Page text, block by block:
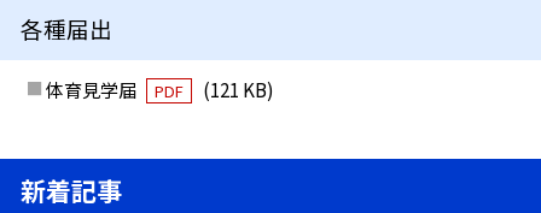
各種届出
体育見学届 PDF (121 KB)
新着記事